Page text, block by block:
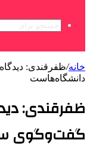
خانه/ظفرقندی:
دانشگاه‌هاست
ظفرقندی:
گفت‌وگوی